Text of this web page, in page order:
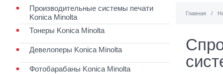
Главная /
Производительные системы печати
Konica Minolta
Тонеры Konica Minolta
Девелоперы Konica Minolta
Фотобарабаны Konica Minolta